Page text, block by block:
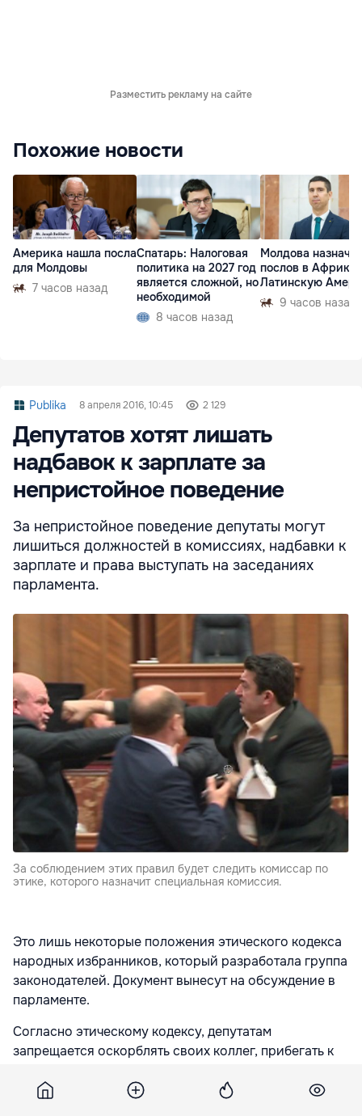
Разместить рекламу на сайте
Похожие новости
Америка нашла посла
для Молдовы
7 часов назад
Спатарь: Налоговая
политика на 2027 год
является сложной, но
необходимой
8 часов назад
Молдова
послов в Африку
Латинскую
9 часов назад
Publika 8 апреля 2016, 10:45 2 129
Депутатов хотят лишать
надбавок к зарплате за
непристойное поведение
За непристойное поведение депутаты могут
лишиться должностей в комиссиях, надбавки к
зарплате и права выступать на заседаниях
парламента.
За соблюдением этих правил будет следить комиссар по
этике, которого назначит специальная комиссия.
Это лишь некоторые положения этического кодекса
народных избранников, который разработала группа
законодателей. Документ вынесут на обсуждение в
парламенте.
Согласно этическому кодексу, депутатам
запрещается оскорблять своих коллег, прибегать к
Если спикер посчитает, что депутат ведёт себя